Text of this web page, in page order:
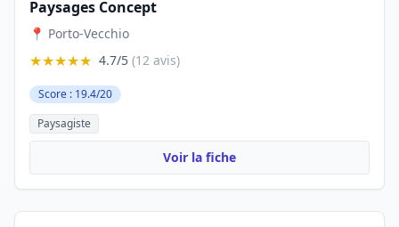
Paysages Concept
📍 Porto-Vecchio
★★★★★ 4.7/5 (12 avis)
Score : 19.4/20
Paysagiste
Voir la fiche